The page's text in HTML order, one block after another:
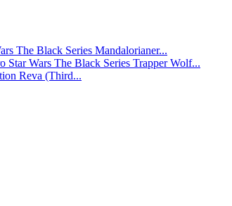
The Black Series Mandalorianer...
Star Wars The Black Series Trapper Wolf...
Reva (Third...